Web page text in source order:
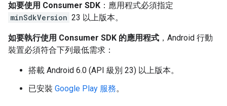
如要使用 Consumer SDK ：應用程式必須指定
minSdkVersion 23 以上版本。
如要執行使用 Consumer SDK 的應用程式 ，Android 行動
裝置必須符合下列最低需求：
搭載 Android 6.0 (API 級別 23) 以上版本。
已安裝 Google Play 服務。